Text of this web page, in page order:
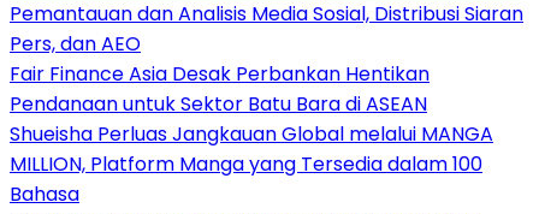
Pemantauan dan Analisis Media Sosial, Distribusi Siaran
Pers, dan AEO
Fair Finance Asia Desak Perbankan Hentikan
Pendanaan untuk Sektor Batu Bara di ASEAN
Shueisha Perluas Jangkauan Global melalui MANGA
MILLION, Platform Manga yang Tersedia dalam 100
Bahasa